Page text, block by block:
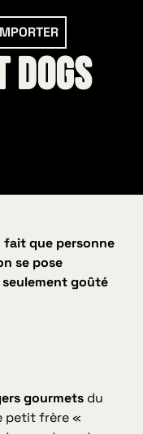
DOGS
fait que personne
se pose
goûté
gourmetsdu
petit frère «